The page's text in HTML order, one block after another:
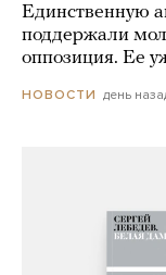
Единственную
поддержали
оппозиция. Ее
НОВОСТИ день